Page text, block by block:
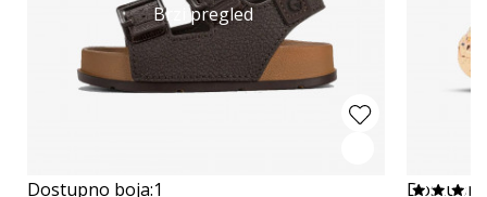
Brzi pregled
Dostupno boja:1